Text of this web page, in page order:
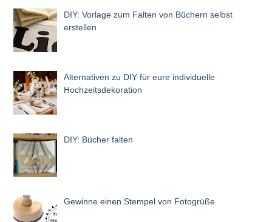
DIY: Vorlage zum Falten von Büchern selbst
erstellen
Alternativen zu DIY für eure individuelle
Hochzeitsdekoration
DIY: Bücher falten
Gewinne einen Stempel von Fotogrüße